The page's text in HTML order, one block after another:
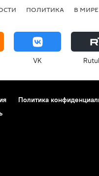
ПОЛИТИКА В МИРЕ
VK
Политика